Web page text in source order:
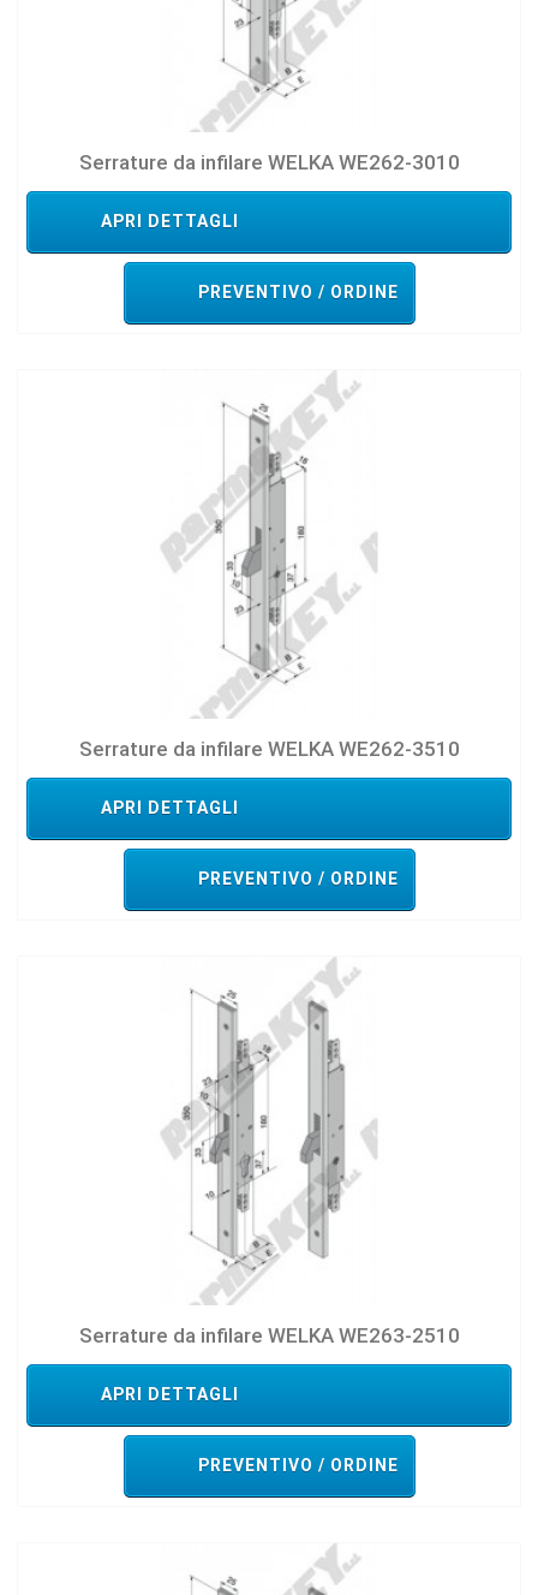
Serrature da infilare WELKA WE262-3010
APRI DETTAGLI
PREVENTIVO / ORDINE
Serrature da infilare WELKA WE262-3510
APRI DETTAGLI
PREVENTIVO / ORDINE
Serrature da infilare WELKA WE263-2510
APRI DETTAGLI
PREVENTIVO / ORDINE